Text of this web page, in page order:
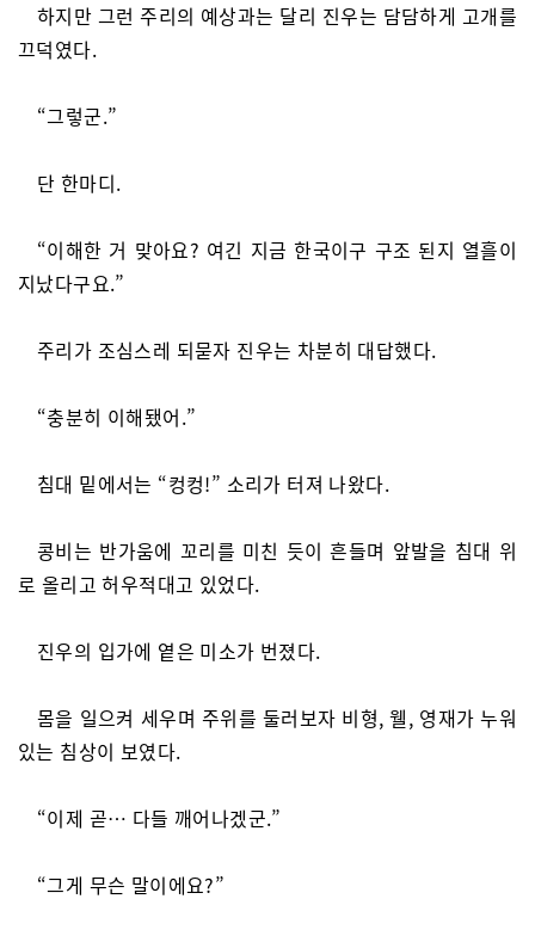
하지만 그런 주리의 예상과는 달리 진우는 담담하게 고개를
끄덕였다.
“그렇군.”
단 한마디.
“이해한 거 맞아요? 여긴 지금 한국이구 구조 된지 열흘이
지났다구요.”
주리가 조심스레 되묻자 진우는 차분히 대답했다.
“충분히 이해됐어.”
침대 밑에서는 “컹컹!” 소리가 터져 나왔다.
콩비는 반가움에 꼬리를 미친 듯이 흔들며 앞발을 침대 위
로 올리고 허우적대고 있었다.
진우의 입가에 옅은 미소가 번졌다.
몸을 일으켜 세우며 주위를 둘러보자 비형, 웰, 영재가 누워
있는 침상이 보였다.
“이제 곧… 다들 깨어나겠군.”
“그게 무슨 말이에요?”